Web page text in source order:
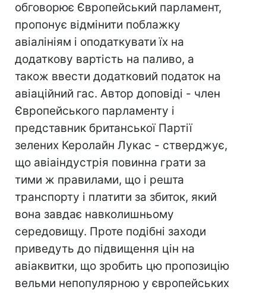
обговорює Європейський парламент,
пропонує відмінити поблажку
авіалініям і оподаткувати їх на
додаткову вартість на паливо, а
також ввести додатковий податок на
авіаційний гас. Автор доповіді - член
Європейського парламенту і
представник британської Партії
зелених Керолайн Лукас - стверджує,
що авіаіндустрія повинна грати за
тими ж правилами, що і решта
транспорту і платити за збиток, який
вона завдає навколишньому
середовищу. Проте подібні заходи
приведуть до підвищення цін на
авіаквитки, що зробить цю пропозицію
вельми непопулярною у європейських